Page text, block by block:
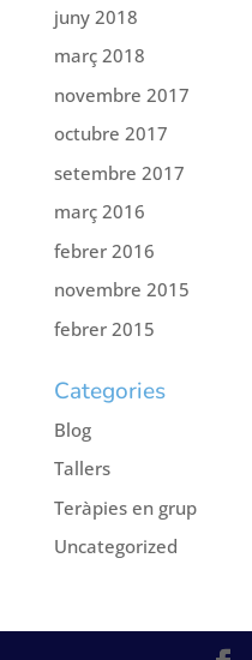
juny 2018
març 2018
novembre 2017
octubre 2017
setembre 2017
març 2016
febrer 2016
novembre 2015
febrer 2015
Categories
Blog
Tallers
Teràpies en grup
Uncategorized